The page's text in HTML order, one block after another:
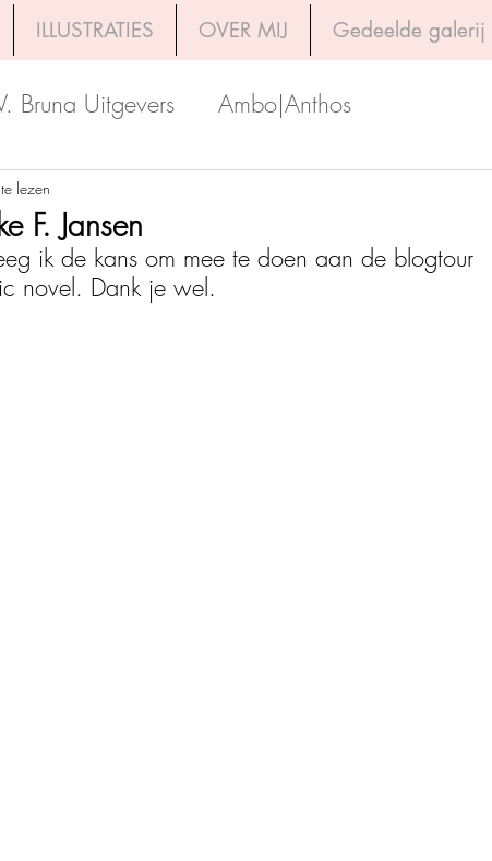
ILLUSTRATIES OVER MIJ Gedeelde galerij
Bruna Uitgevers Ambo|Anthos
Luitingh-Sijthoff
Kosmos Uitgevers The House of Books
F. Jansen
lezen
ik de kans om mee te doen aan de blogtour
novel. Dank je wel.